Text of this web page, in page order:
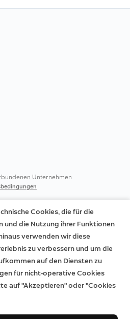
Unternehmen
Cookies, die für die
und die Nutzung ihrer Funktionen
verwenden wir diese
zu verbessern und um die
auf den Diensten zu
für nicht-operative Cookies
auf "Akzeptieren" oder "Cookies